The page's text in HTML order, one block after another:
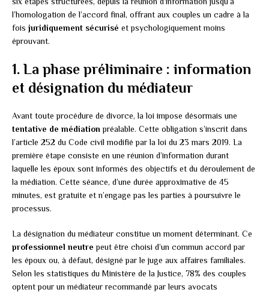
l’homologation de l’accord final, offrant aux couples un cadre à la
fois juridiquement sécurisé et psychologiquement moins
éprouvant.
1. La phase préliminaire : information
et désignation du médiateur
Avant toute procédure de divorce, la loi impose désormais une
tentative de médiation préalable. Cette obligation s’inscrit dans
l’article 252 du Code civil modifié par la loi du 23 mars 2019. La
première étape consiste en une réunion d’information durant
laquelle les époux sont informés des objectifs et du déroulement de
la médiation. Cette séance, d’une durée approximative de 45
minutes, est gratuite et n’engage pas les parties à poursuivre le
processus.
La désignation du médiateur constitue un moment déterminant. Ce
professionnel neutre peut être choisi d’un commun accord par
les époux ou, à défaut, désigné par le juge aux affaires familiales.
Selon les statistiques du Ministère de la Justice, 78% des couples
optent pour un médiateur recommandé par leurs avocats